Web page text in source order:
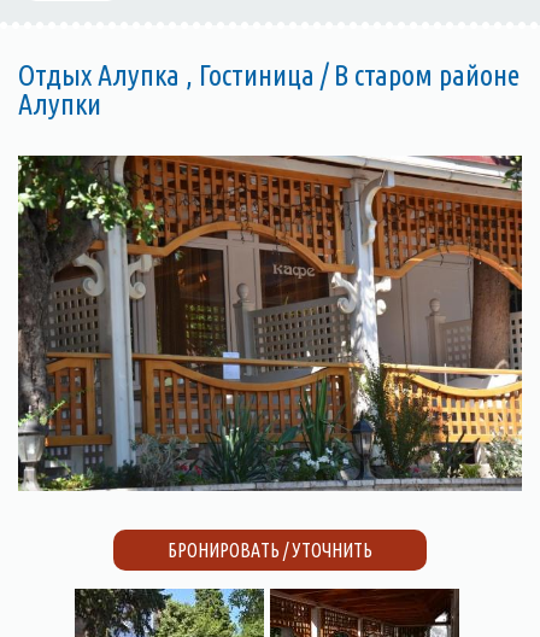
Отдых Алупка , Гостиница / В старом районе
Алупки
БРОНИРОВАТЬ / УТОЧНИТЬ